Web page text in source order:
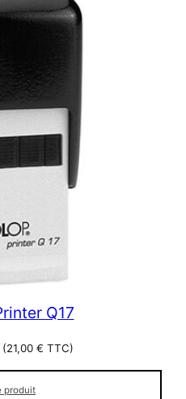
Q17
(21,00 € TTC)
produit